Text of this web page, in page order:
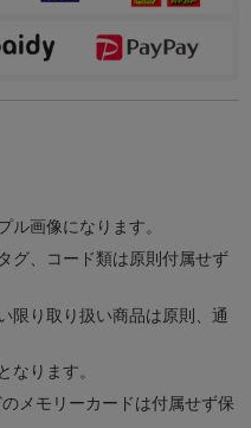
画像になります。
グ、コード類は原則付属せず
限り取り扱い商品は原則、通
なります。
メモリーカードは付属せず保